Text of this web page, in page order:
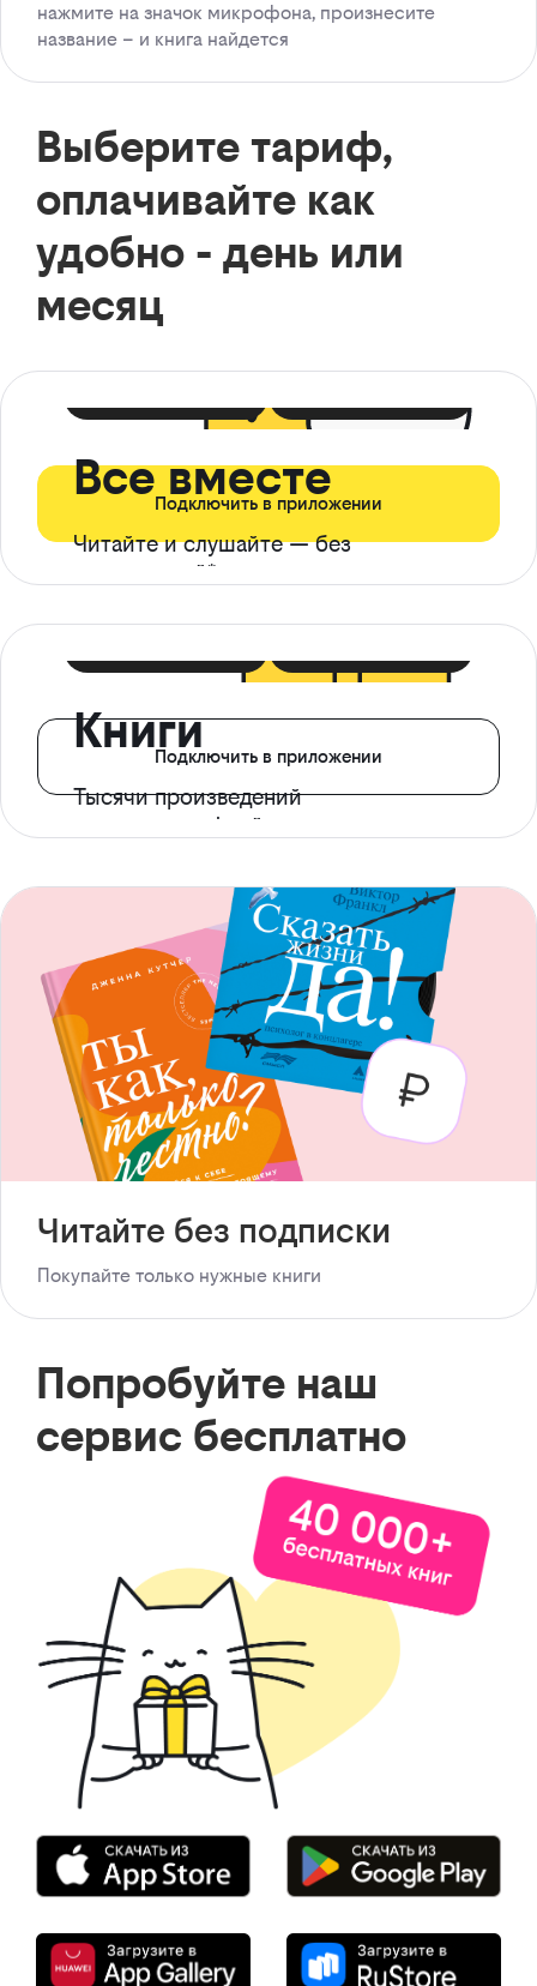
нажмите на значок микрофона, произнесите
название – и книга найдется
Выберите тариф,
оплачивайте как
удобно - день или
месяц
Все вместе
Читайте и слушайте — без
ограничений*
Подключить в приложении
Книги
Тысячи произведений
с доступом офлайн
Подключить в приложении
Читайте без подписки
Покупайте только нужные книги
Попробуйте наш
сервис бесплатно